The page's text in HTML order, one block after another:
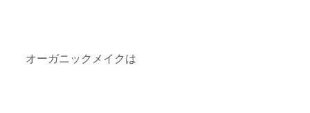
オーガニックメイクは